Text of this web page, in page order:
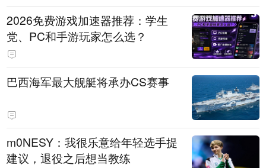
2026免费游戏加速器推荐：学生
党、PC和手游玩家怎么选？
巴西海军最大舰艇将承办CS赛事
m0NESY：我很乐意给年轻选手提
建议，退役之后想当教练